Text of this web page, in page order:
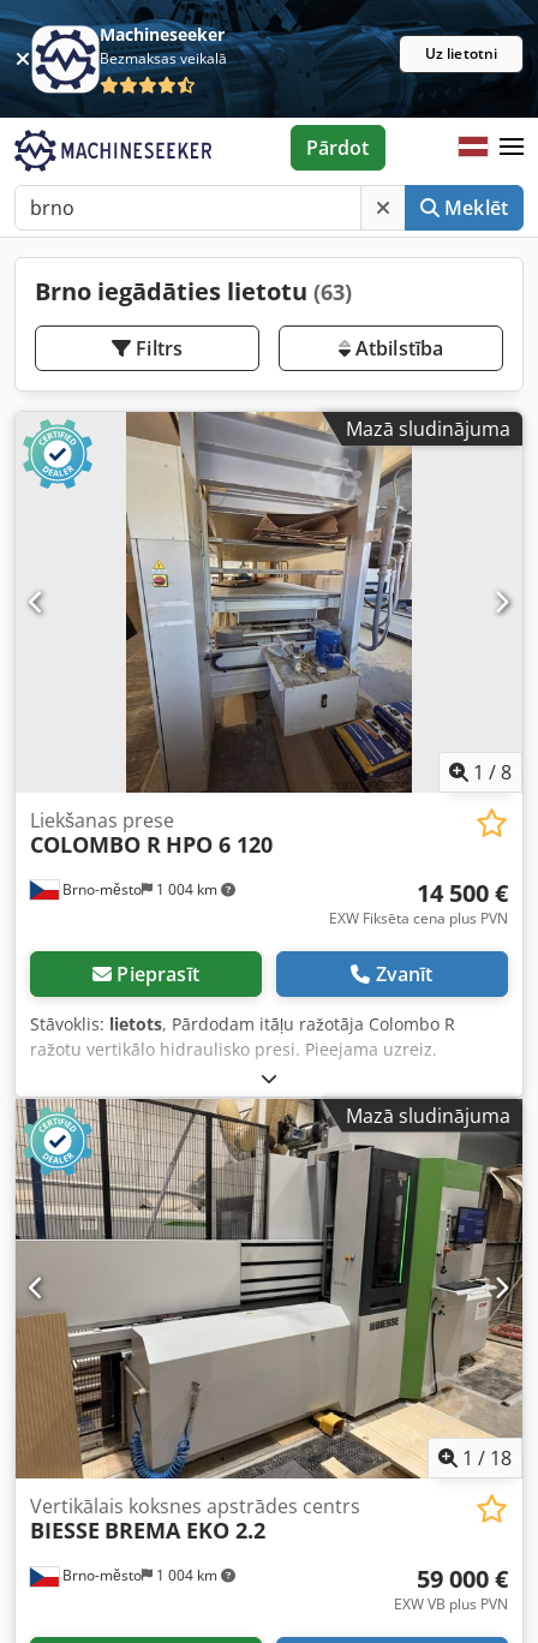
Machineseeker
Bezmaksas veikalā Uz lietotni
Meklēt
Pārdot
Brno iegādāties lietotu (63)
Filtrs Atbilstība
Mazā sludinājuma
1 /8
Brno-město 1 004 km
Liekšanas prese
COLOMBO R HPO 6 120
14 500 €
EXW Fiksēta cena plus PVN
Pieprasīt Zvanīt
Stāvoklis: lietots, Pārdodam itāļu ražotāja Colombo R
ražotu vertikālo hidraulisko presi. Pieejama uzreiz.
Mazā sludinājuma
1 / 18
Brno-město 1 004 km
Vertikālais koksnes apstrādes centrs
BIESSE BREMA EKO 2.2
59 000 €
EXW VB plus PVN